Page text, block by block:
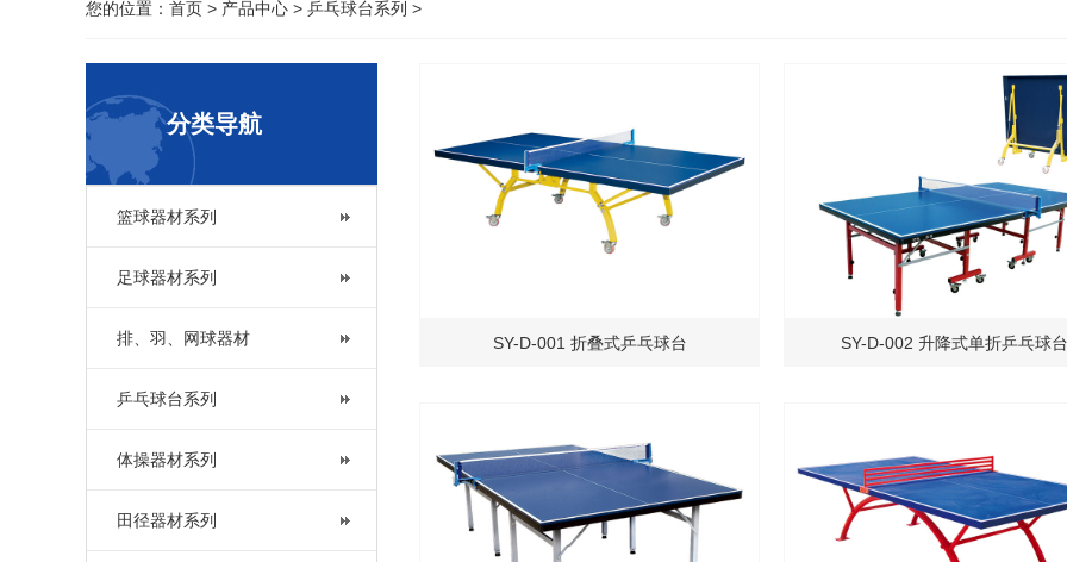
您的位置： 首页 > 产品中心 > 乒乓球台系列 >
分类导航
篮球器材系列
足球器材系列
排、羽、网球器材
乒乓球台系列
体操器材系列
田径器材系列
SY-D-001 折叠式乒乓球台 SY-D-002 升降式单折乒乓球台